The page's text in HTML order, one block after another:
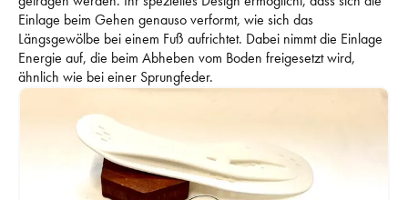
Einlage beim Gehen genauso verformt, wie sich das
Längsgewölbe bei einem Fuß aufrichtet. Dabei nimmt die Einlage
Energie auf, die beim Abheben vom Boden freigesetzt wird,
ähnlich wie bei einer Sprungfeder.